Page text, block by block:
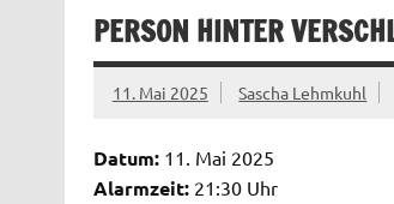
PERSON HINTER
11. Mai 2025 Sascha Lehmkuhl
Datum:11. Mai 2025
Alarmzeit:21:30 Uhr